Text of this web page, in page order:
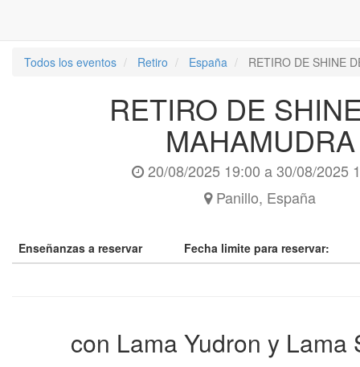
Todos los eventos Retiro España RETIRO DE SHINE
RETIRO DE
MAHAMUDRA
20/08/2025 19:00 a30/08/2025
Panillo, España
Enseñanzas a reservar Fecha limite para reservar:
con Lama Yudron y Lama